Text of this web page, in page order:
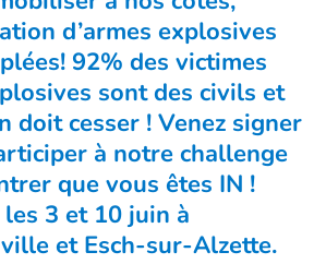
d’armes explosives
92% des victimes
sont des civils et
doit cesser ! Venez signer
à notre challenge
que vous êtes IN !
3 et 10 juin à
et Esch-sur-Alzette.